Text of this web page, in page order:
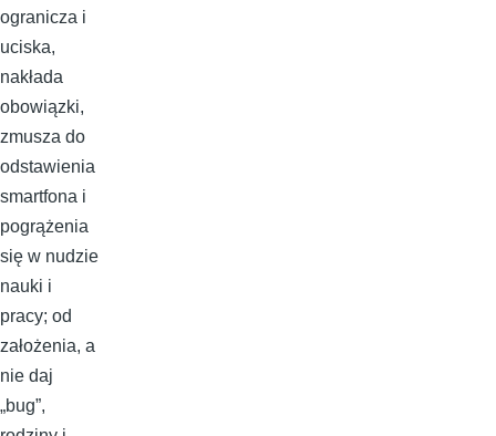
ogranicza i
uciska,
nakłada
obowiązki,
zmusza do
odstawienia
smartfona i
pogrążenia
się w nudzie
nauki i
pracy; od
założenia, a
nie daj
„bug”,